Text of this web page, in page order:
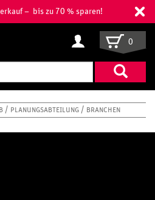
– bis zu 70 % sparen!
Suchbegriff
eingeben
0
PLANUNGSABTEILUNG BRANCHEN